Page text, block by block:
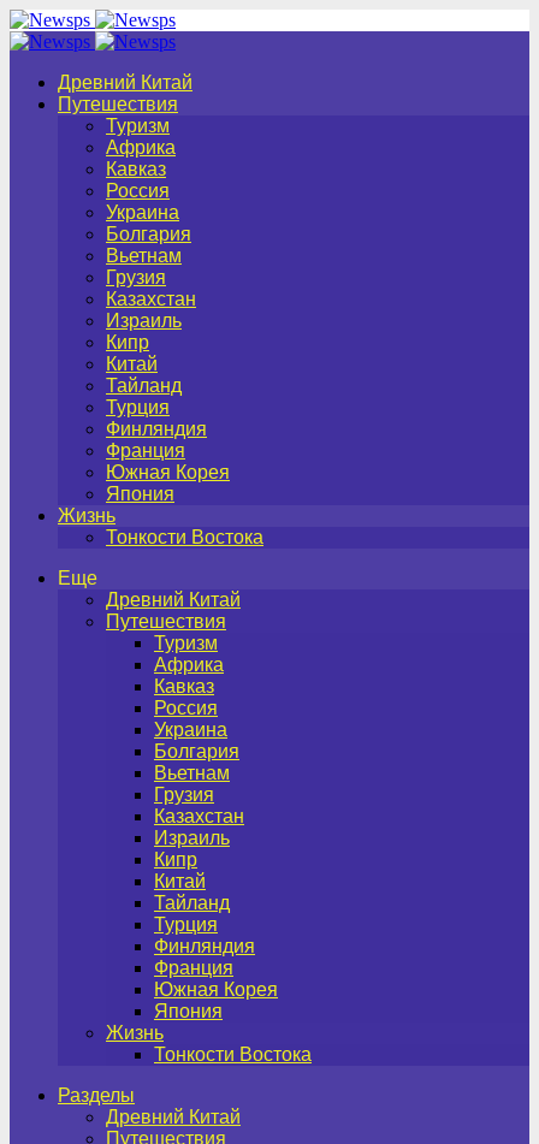
Древний Китай
Путешествия
Туризм
Африка
Кавказ
Россия
Украина
Болгария
Вьетнам
Грузия
Казахстан
Израиль
Кипр
Китай
Тайланд
Турция
Финляндия
Франция
Южная Корея
Япония
Жизнь
Тонкости Востока
Еще
Древний Китай
Путешествия
Туризм
Африка
Кавказ
Россия
Украина
Болгария
Вьетнам
Грузия
Казахстан
Израиль
Кипр
Китай
Тайланд
Турция
Финляндия
Франция
Южная Корея
Япония
Жизнь
Тонкости Востока
Разделы
Древний Китай
Путешествия